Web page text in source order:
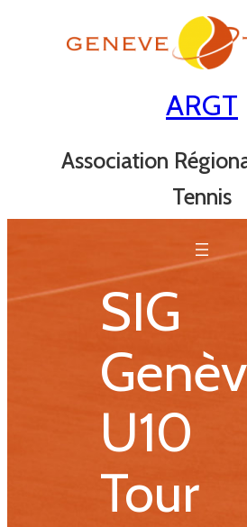
ARGT
Association
Tennis
SIG
U10
Tour